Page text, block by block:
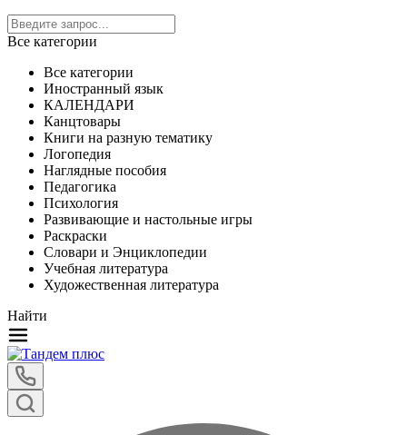
Все категории
Все категории
Иностранный язык
КАЛЕНДАРИ
Канцтовары
Книги на разную тематику
Логопедия
Наглядные пособия
Педагогика
Психология
Развивающие и настольные игры
Раскраски
Словари и Энциклопедии
Учебная литература
Художественная литература
Найти